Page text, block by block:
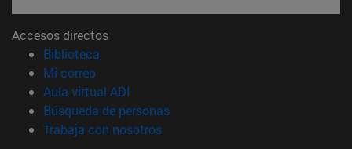
Accesos directos
Biblioteca
Mi correo(abre en nueva ventana)
Aula virtual ADI
Búsqueda de personas(abre en nueva ventana)
Trabaja con nosotros(abre en nueva ventana)